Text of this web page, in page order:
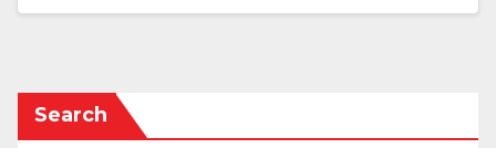
Search